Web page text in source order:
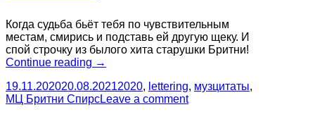
Когда судьба бьёт тебя по чувствительным
местам, смирись и подставь ей другую щеку. И
спой строчку из былого хита старушки Бритни!
Continue reading “Музцитата:
ми
бейби…”
→
19.11.202020.08.20212020, lettering, музцитаты,
МЦ Бритни СпирсLeave a comment